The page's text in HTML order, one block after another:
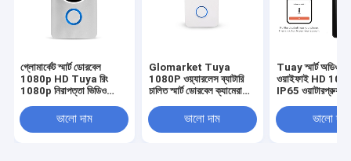
গ্লোমার্কেট স্মার্ট ডোরবেল
1080p HD Tuya রিং
1080p নিরাপত্তা ভিডিও
ভালো দাম
Glomarket Tuya
1080P ওয়্যারলেস ব্যাটারি
চালিত স্মার্ট ডোরবেল ক্যামেরা
ভালো দাম
Tuay স্মার্ট অডিও
ওয়াইফাই HD
IP65 ওয়াটারপ্রুফ
ভালো দাম